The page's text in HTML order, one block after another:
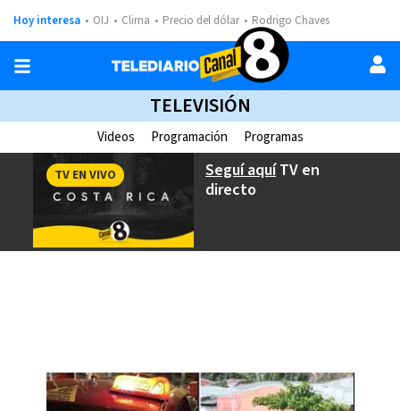
Hoy interesa OIJ Clima Precio del dólar Rodrigo Chaves
TELEVISIÓN
Videos Programación Programas
Seguí aquíTV en
directo
TV EN VIVO